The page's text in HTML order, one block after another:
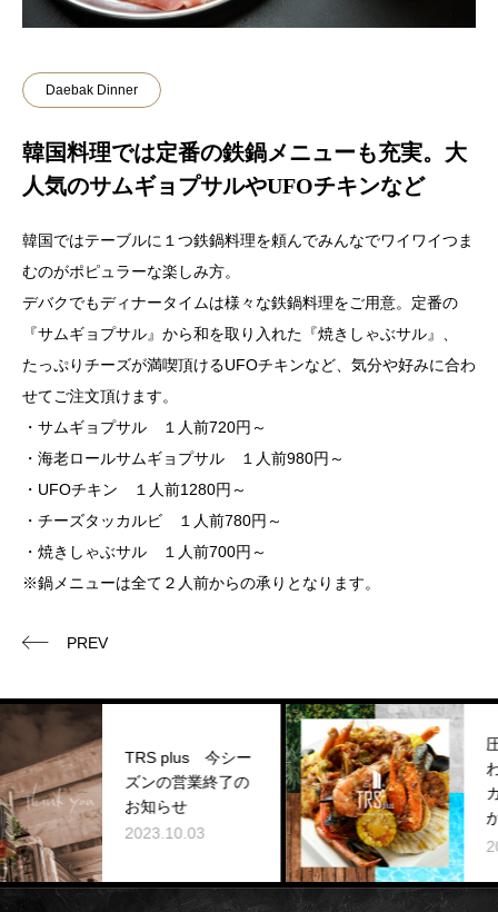
Daebak Dinner
韓国料理では定番の鉄鍋メニューも充実。大
人気のサムギョプサルやUFOチキンなど
韓国ではテーブルに１つ鉄鍋料理を頼んでみんなでワイワイつま
むのがポピュラーな楽しみ方。
デバクでもディナータイムは様々な鉄鍋料理をご用意。定番の
『サムギョプサル』から和を取り入れた『焼きしゃぶサル』、
たっぷりチーズが満喫頂けるUFOチキンなど、気分や好みに合わ
せてご注文頂けます。
・サムギョプサル １人前720円～
・海老ロールサムギョプサル １人前980円～
・UFOチキン １人前1280円～
・チーズタッカルビ １人前780円～
・焼きしゃぶサル １人前700円～
※鍋メニューは全て２人前からの承りとなります。
PREV
TRS plus 今シー
ズンの営業終了の
お知らせ
2023.10.03
圧倒的
わえる
ガーデ
が
pen!